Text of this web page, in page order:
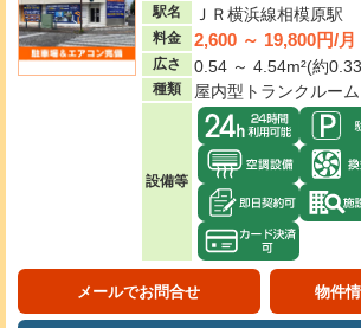
駅名 ＪＲ横浜線相模原駅
料金 2,600 ～ 19,800円/月
広さ 0.54 ～ 4.54m²(約
種類 屋内型トランクルーム
設備等
メールでお問合せ 物件